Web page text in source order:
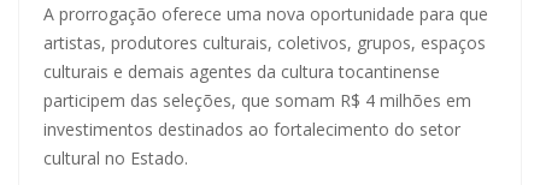
A prorrogação oferece uma nova oportunidade para que
artistas, produtores culturais, coletivos, grupos, espaços
culturais e demais agentes da cultura tocantinense
participem das seleções, que somam R$ 4 milhões em
investimentos destinados ao fortalecimento do setor
cultural no Estado.